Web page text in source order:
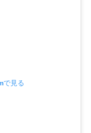
で見る